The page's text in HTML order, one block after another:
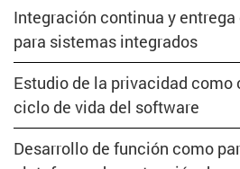
Integración continua y entrega
para sistemas integrados
Estudio de la privacidad como
ciclo de vida del software
Desarrollo de función como